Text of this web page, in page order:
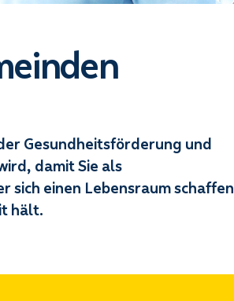
Gesundheitsförderung und
damit Sie als
sich einen Lebensraum schaffen
hält.